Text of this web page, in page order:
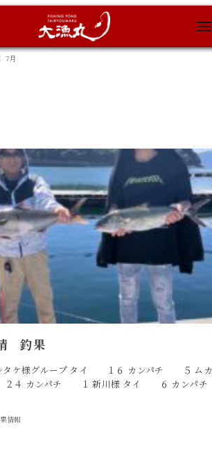
7月
釣果
タケ様グループ タイ １６ カンパチ ５ ム
２４ カンパチ １ 新川様 タイ ６ カン
情報